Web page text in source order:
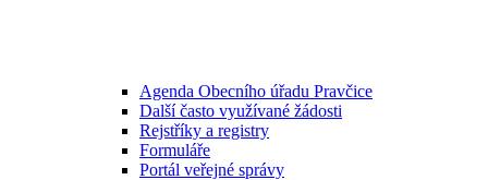
Agenda Obecního úřadu Pravčice
Další často využívané žádosti
Rejstříky a registry
Formuláře
Portál veřejné správy